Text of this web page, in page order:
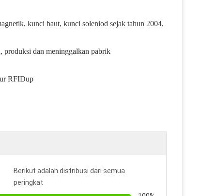
kunci baut, kunci soleniod sejak tahun 2004,
produksi dan meninggalkan pabrik
RFIDup
Berikut adalah distribusi dari semua
peringkat